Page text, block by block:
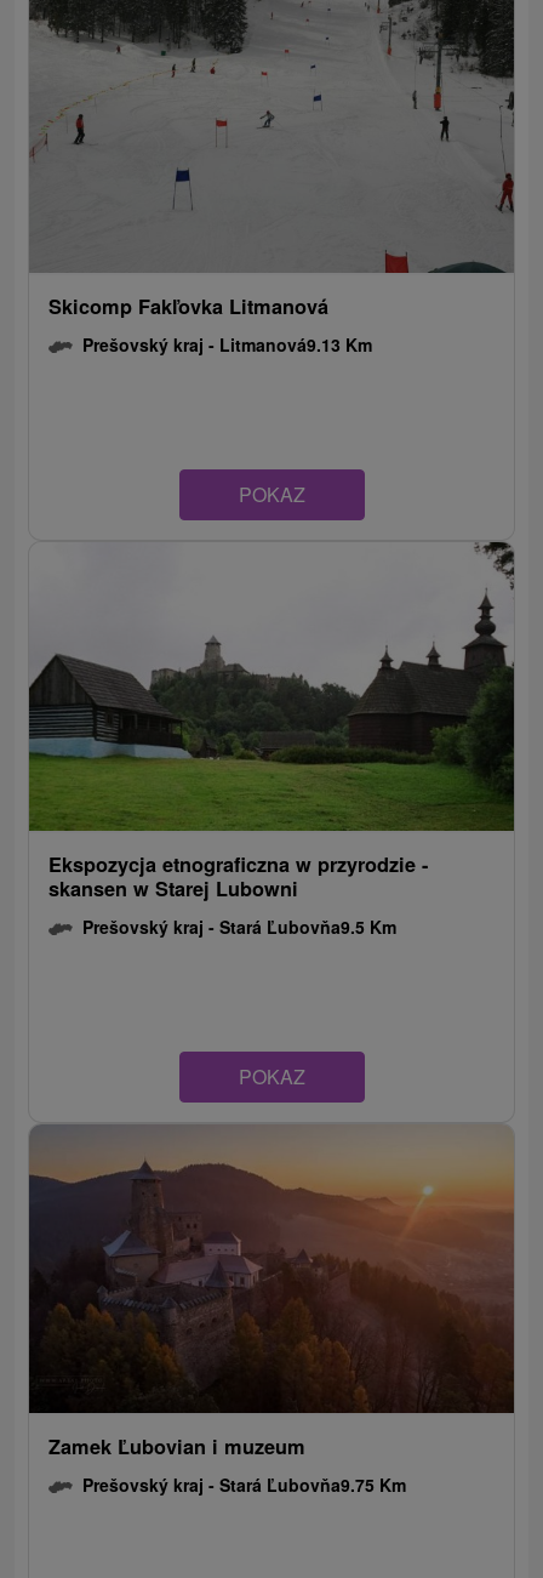
Skicomp Fakľovka Litmanová
Prešovský kraj - Litmanová9.13 Km
POKAZ
Ekspozycja etnograficzna w przyrodzie -
skansen w Starej Lubowni
Prešovský kraj -Stará Ľubovňa9.5 Km
POKAZ
Zamek Ľubovian i muzeum
Prešovský kraj -Stará Ľubovňa9.75 Km